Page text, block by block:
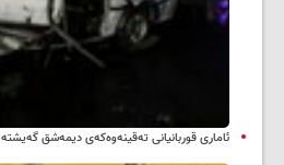
ئاماری قوربانیانی تەقینەوەکەی دیمەشق گەیشتە ۱۵ کەس